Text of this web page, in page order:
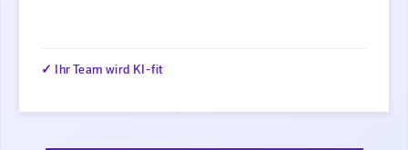
✓ Ihr Team wird KI-fit